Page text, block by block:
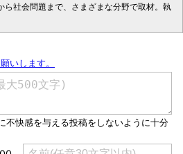
ら社会問題まで、さまざまな分野で取材。執